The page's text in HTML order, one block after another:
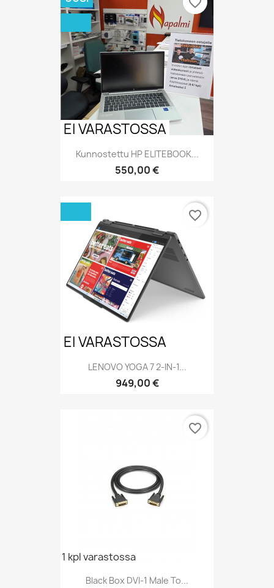
EI VARASTOSSA
Kunnostettu HP ELITEBOOK...
Hinta
550,00 €
EI VARASTOSSA
LENOVO YOGA 7 2-IN-1...
Hinta
949,00 €
favorite_border
1 kpl varastossa
Black Box DVI-1 Male To...
favorite_border